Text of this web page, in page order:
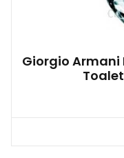
Giorgio Armani